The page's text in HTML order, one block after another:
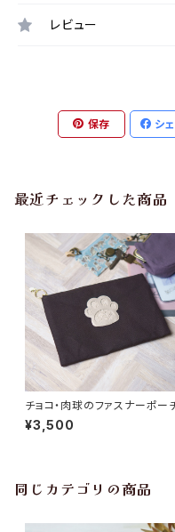
レビュー
保存 シ
最近チェックした商品
チョコ・肉球のファスナーポー
¥3,500
同じカテゴリの商品